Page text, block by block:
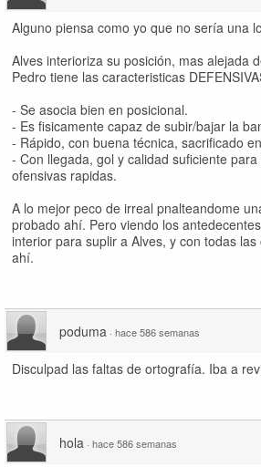
Alguno piensa como yo que no sería una
Alves interioriza su posición, mas alejada
Pedro tiene las caracteristicas
- Se asocia bien en posicional.
- Es fisicamente capaz de subir/bajar la
- Rápido, con buena técnica, sacrificado
- Con llegada, gol y calidad suficiente
ofensivas rapidas.
A lo mejor peco de irreal pnalteandome
probado ahí. Pero viendo los
interior para suplir a Alves, y con todas
ahí.
poduma · hace 586 semanas
Disculpad las faltas de ortografía. Iba a
hola · hace 586 semanas